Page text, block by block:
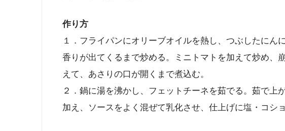
作り方
１．フライパンにオリーブオイルを熱し、つぶしたにん
香りが出てくるまで炒める。ミニトマトを加えて炒め、
えて、あさりの口が開くまで煮込む。
２．鍋に湯を沸かし、フェットチーネを茹でる。茹で上
加え、ソースをよく混ぜて乳化させ、仕上げに塩・コシ